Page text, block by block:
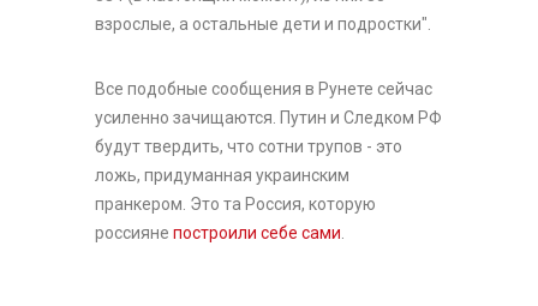
взрослые, а остальные дети и подростки".
Все подобные сообщения в Рунете сейчас
усиленно зачищаются. Путин и Следком РФ
будут твердить, что сотни трупов - это
ложь, придуманная украинским
пранкером. Это та Россия, которую
россияне построили себе сами